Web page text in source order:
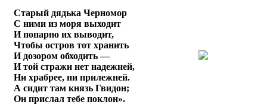
Старый дядька Черномор
С ними из моря выходит
И попарно их выводит,
Чтобы остров тот хранить
И дозором обходить —
И той стражи нет надежней,
Ни храбрее, ни прилежней.
А сидит там князь Гвидон;
Он прислал тебе поклон».